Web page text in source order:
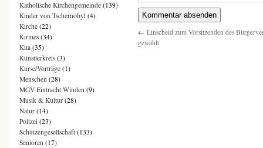
← Linscheid zum Vorsitzenden des
gewählt
Katholische Kirchengemeinde (139)
Kinder von Tschernobyl (4)
Kirche (22)
Kirmes (34)
Kita (35)
Künstlerkreis (3)
Kurse/Vorträge (1)
Menschen (28)
MGV Eintracht Winden (9)
Musik & Kultur (28)
Natur (14)
Polizei (23)
Schützengesellschaft (133)
Senioren (17)